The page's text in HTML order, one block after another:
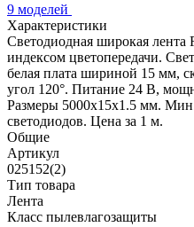
9 моделей
Характеристики
Светодиодная широкая
индексом цветопередачи.
белая плата шириной 15
угол 120°. Питание 24 В,
Размеры 5000х15х1.5 мм.
светодиодов. Цена за 1 м.
Общие
Артикул
025152(2)
Тип товара
Лента
Класс пылевлагозащиты